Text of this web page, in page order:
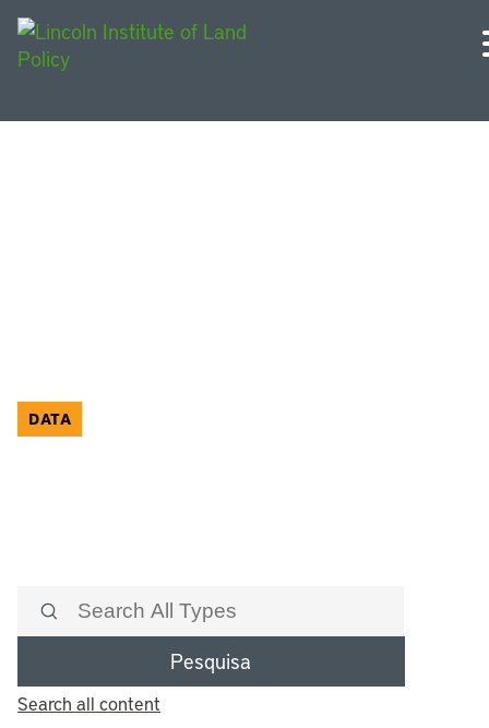
DATA
Pesquisa
Search all content